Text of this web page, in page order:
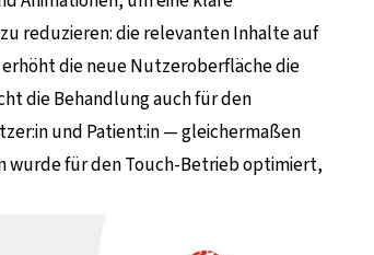
reduzieren: die relevanten Inhalte auf
die neue Nutzeroberfläche die
die Behandlung auch für den
und Patient:in — gleichermaßen
wurde für den Touch-Betrieb optimiert,